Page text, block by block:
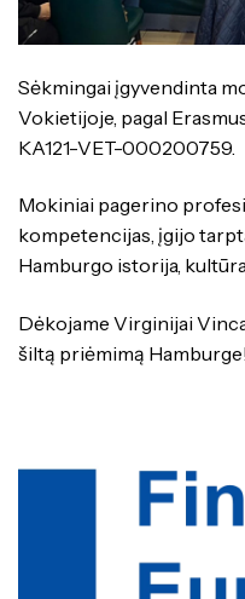
Mokymo
Formaliojo
ES
ERASMUS+
Kiti
Sėkmingai įgyvendinta
Vokietijoje, pagal
KA121-VET-000200759.
Mokiniai pagerino
kompetencijas, įgijo
Hamburgo istorija,
Dėkojame Virginijai
šiltą priėmimą Hamburge!